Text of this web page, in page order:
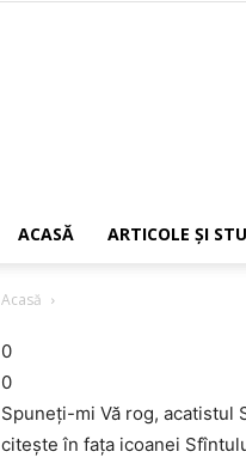
ACASĂ ARTICOLE ŞI
Acasă
0
0
Spuneţi-mi Vă rog, acatistul
citeşte în faţa icoanei